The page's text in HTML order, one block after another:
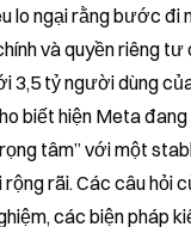
lo ngại rằng bước đi
và quyền riêng
3,5 tỷ người dùng
biết hiện Meta đang
tâm” với một
rãi. Các câu hỏi
các biện pháp